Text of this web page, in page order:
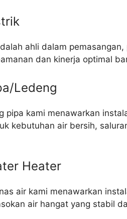
ahli dalam
dan kinerja optimal
Ledeng
pipa kami menawarkan
kebutuhan air bersih,
Heater
air kami menawarkan
air hangat yang stabil